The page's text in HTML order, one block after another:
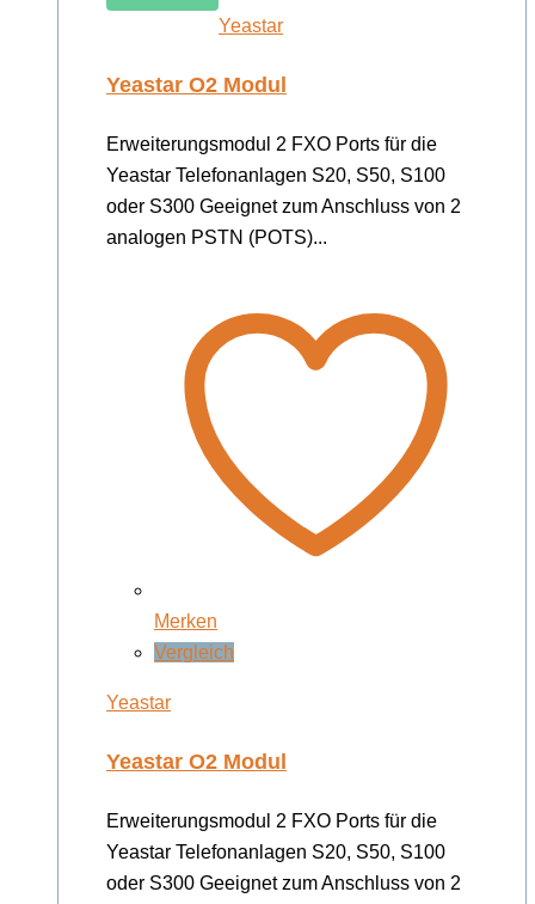
Yeastar
Yeastar O2 Modul
Erweiterungsmodul 2 FXO Ports für die
Yeastar Telefonanlagen S20, S50, S100
oder S300 Geeignet zum Anschluss von 2
analogen PSTN (POTS)...
Merken
Vergleich
Yeastar
Yeastar O2 Modul
Erweiterungsmodul 2 FXO Ports für die
Yeastar Telefonanlagen S20, S50, S100
oder S300 Geeignet zum Anschluss von 2